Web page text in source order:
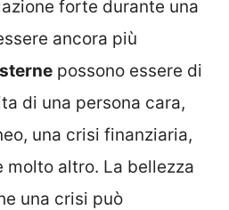
forte durante una
ancora più
possono essere di
di una persona cara,
una crisi finanziaria,
molto altro. La bellezza
una crisi può